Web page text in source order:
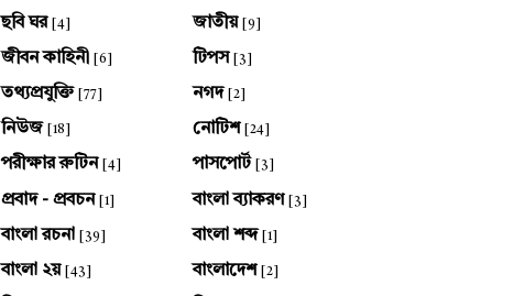
ছবি ঘর [4] জাতীয় [9]
জীবন কাহিনী [6] টিপস [3]
তথ্যপ্রযুক্তি [77] নগদ [2]
নিউজ [18] নোটিশ [24]
পরীক্ষার রুটিন [4] পাসপোর্ট [3]
প্রবাদ - প্রবচন [1] বাংলা ব্যাকরণ [3]
বাংলা রচনা [39] বাংলা শব্দ [1]
বাংলা ২য় [43] বাংলাদেশ [2]